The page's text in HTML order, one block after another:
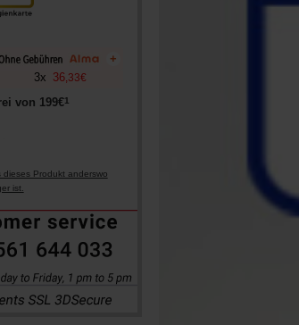
+
3x 36, 33€
von 199€1
Produkt anderswo
ist.